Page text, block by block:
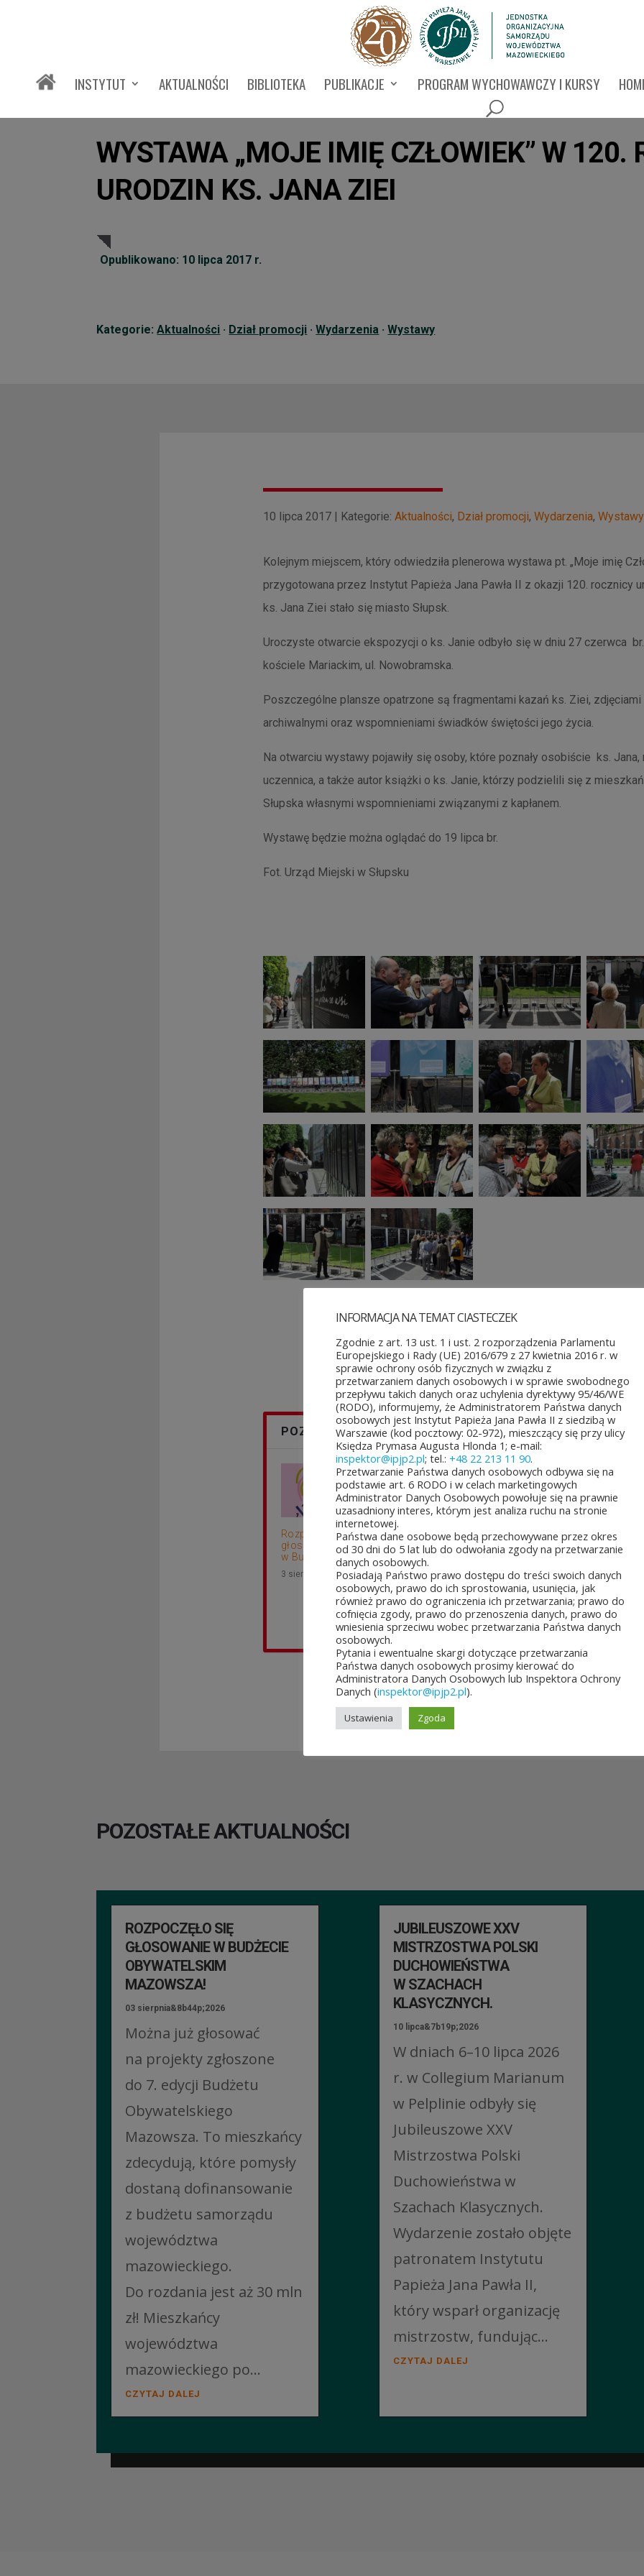
INSTYTUT AKTUALNOŚCI BIBLIOTEKA PUBLIKACJE PROGRAM WYCHOWAWCZY I KURSY
WYSTAWA „MOJE IMIĘ CZŁOWIEK” W 120.
URODZIN KS. JANA ZIEI
Opublikowano: 10 lipca 2017 r.
Kategorie:Aktualności · Dział promocji ·Wydarzenia ·Wystawy
10 lipca 2017 | Kategorie: Aktualności, Dział promocji, Wydarzenia, Wystawy
Kolejnym miejscem, który odwiedziła plenerowa wystawa pt. „Moje imię
przygotowana przez Instytut Papieża Jana Pawła II z okazji 120. rocznicy
ks. Jana Ziei stało się miasto Słupsk.
Uroczyste otwarcie ekspozycji o ks. Janie odbyło się w dniu 27 czerwca
kościele Mariackim, ul. Nowobramska.
Poszczególne plansze opatrzone są fragmentami kazań ks. Ziei, zdjęciami
archiwalnymi oraz wspomnieniami świadków świętości jego życia.
Na otwarciu wystawy pojawiły się osoby, które poznały osobiście ks. Jana,
uczennica, a także autor książki o ks. Janie, którzy podzielili się z
Słupska własnymi wspomnieniami związanymi z kapłanem.
Wystawę będzie można oglądać do 19 lipca br.
Fot. Urząd Miejski w Słupsku
POZOSTAŁE AKTUALNOŚCI
Rozpoczęło się
głosowanie
w Budżeci...
3 sierpnia&8b44p;2026
Jubileuszowe XXV
Mistrzostwa
Polski Duch...
10 lipca&7b19p;2026
Konkurs
plastyczny
o Świętym Janie ...
27
czerwca&6b29p;2026
Nowość
26
POZOSTAŁE AKTUALNOŚCI
ROZPOCZĘŁO SIĘ
GŁOSOWANIE W BUDŻECIE
OBYWATELSKIM
MAZOWSZA!
03 sierpnia&8b44p;2026
Można już głosować
na projekty zgłoszone
do 7. edycji Budżetu
Obywatelskiego
Mazowsza. To mieszkańcy
zdecydują, które pomysły
dostaną dofinansowanie
z budżetu samorządu
województwa
mazowieckiego.
Do rozdania jest aż 30 mln
zł! Mieszkańcy
województwa
mazowieckiego po...
CZYTAJ DALEJ
JUBILEUSZOWE XXV
MISTRZOSTWA POLSKI
DUCHOWIEŃSTWA
W SZACHACH
KLASYCZNYCH.
10 lipca&7b19p;2026
W dniach 6–10 lipca 2026
r. w Collegium Marianum
w Pelplinie odbyły się
Jubileuszowe XXV
Mistrzostwa Polski
Duchowieństwa w
Szachach Klasycznych.
Wydarzenie zostało objęte
patronatem Instytutu
Papieża Jana Pawła II,
który wsparł organizację
mistrzostw, fundując...
CZYTAJ DALEJ
INFORMACJA NA TEMAT CIASTECZEK
Zgodnie z art. 13 ust. 1 i ust. 2 rozporządzenia Parlamentu
Europejskiego i Rady (UE) 2016/679 z 27 kwietnia 2016 r. w
sprawie ochrony osób fizycznych w związku z
przetwarzaniem danych osobowych i w sprawie swobodnego
przepływu takich danych oraz uchylenia dyrektywy 95/46/WE
(RODO), informujemy, że Administratorem Państwa danych
osobowych jest Instytut Papieża Jana Pawła II z siedzibą w
Warszawie (kod pocztowy: 02-972), mieszczący się przy ulicy
Księdza Prymasa Augusta Hlonda 1; e-mail:
inspektor@ipjp2.pl; tel.: +48 22 213 11 90.
Przetwarzanie Państwa danych osobowych odbywa się na
podstawie art. 6 RODO i w celach marketingowych
Administrator Danych Osobowych powołuje się na prawnie
uzasadniony interes, którym jest analiza ruchu na stronie
internetowej.
Państwa dane osobowe będą przechowywane przez okres
od 30 dni do 5 lat lub do odwołania zgody na przetwarzanie
danych osobowych.
Posiadają Państwo prawo dostępu do treści swoich danych
osobowych, prawo do ich sprostowania, usunięcia, jak
również prawo do ograniczenia ich przetwarzania; prawo do
cofnięcia zgody, prawo do przenoszenia danych, prawo do
wniesienia sprzeciwu wobec przetwarzania Państwa danych
osobowych.
Pytania i ewentualne skargi dotyczące przetwarzania
Państwa danych osobowych prosimy kierować do
Administratora Danych Osobowych lub Inspektora Ochrony
Danych (inspektor@ipjp2.pl).
Ustawienia Zgoda